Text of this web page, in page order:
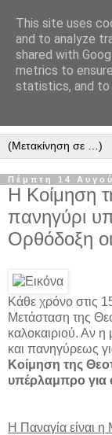
"
"
ὃτι ἀγαθός, ὃτι
Πέμπτη 14
Η Κοίμηση
πανηγύρι
Ορθόδοξη
Κάθε χρόνο στις
Μετάσταση της
καλοκαιριού. Αν
και πανηγύρεως
Κοίμηση της
υπέρλαμπρο για
Η Παναγία είναι η
This site uses
and to analyze
shared with
metrics to
statistics, and to